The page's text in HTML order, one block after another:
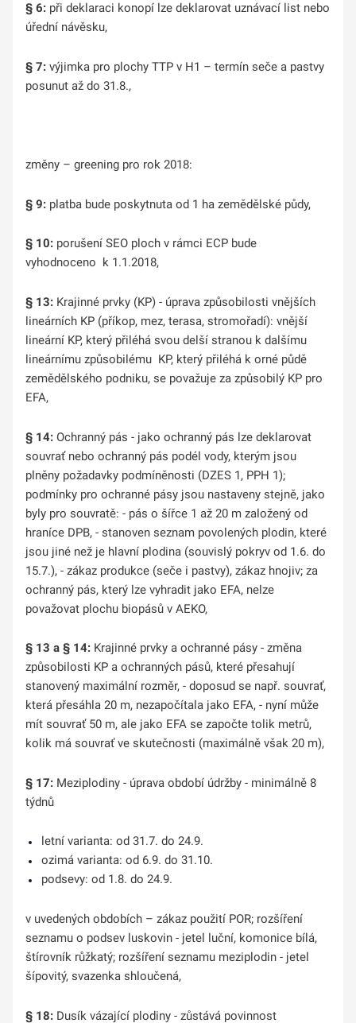
§ 6: při deklaraci konopí lze deklarovat uznávací list nebo
úřední návěsku,
§ 7: výjimka pro plochy TTP v H1 – termín seče a pastvy
posunut až do 31.8.,
změny – greening pro rok 2018:
§ 9: platba bude poskytnuta od 1 ha zemědělské půdy,
§ 10: porušení SEO ploch v rámci ECP bude
vyhodnoceno k 1.1.2018,
§ 13: Krajinné prvky (KP) - úprava způsobilosti vnějších
lineárních KP (příkop, mez, terasa, stromořadí): vnější
lineární KP, který přiléhá svou delší stranou k dalšímu
lineárnímu způsobilému KP, který přiléhá k orné půdě
zemědělského podniku, se považuje za způsobilý KP pro
EFA,
§ 14: Ochranný pás - jako ochranný pás lze deklarovat
souvrať nebo ochranný pás podél vody, kterým jsou
plněny požadavky podmíněnosti (DZES 1, PPH 1);
podmínky pro ochranné pásy jsou nastaveny stejně, jako
byly pro souvratě: - pás o šířce 1 až 20 m založený od
hraníce DPB, - stanoven seznam povolených plodin, které
jsou jiné než je hlavní plodina (souvislý pokryv od 1.6. do
15.7.), - zákaz produkce (seče i pastvy), zákaz hnojiv; za
ochranný pás, který lze vyhradit jako EFA, nelze
považovat plochu biopásů v AEKO,
§ 13 a § 14: Krajinné prvky a ochranné pásy - změna
způsobilosti KP a ochranných pásů, které přesahují
stanovený maximální rozměr, - doposud se např. souvrať,
která přesáhla 20 m, nezapočítala jako EFA, - nyní může
mít souvrať 50 m, ale jako EFA se započte tolik metrů,
kolik má souvrať ve skutečnosti (maximálně však 20 m),
§ 17: Meziplodiny - úprava období údržby - minimálně 8
týdnů
letní varianta: od 31.7. do 24.9.
ozimá varianta: od 6.9. do 31.10.
podsevy: od 1.8. do 24.9.
v uvedených obdobích – zákaz použití POR; rozšíření
seznamu o podsev luskovin - jetel luční, komonice bílá,
štírovník růžkatý; rozšíření seznamu meziplodin - jetel
šípovitý, svazenka shloučená,
§ 18: Dusík vázající plodiny - zůstává povinnost